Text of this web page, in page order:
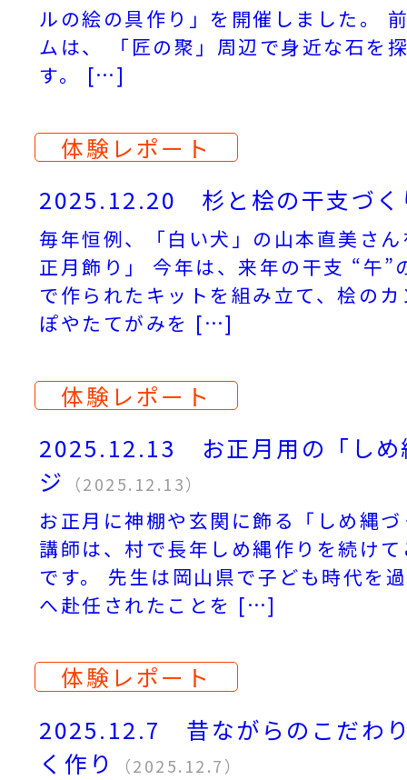
ルの絵の具作り」を開催しました。
ムは、 「匠の聚」周辺で身近な石を
す。 […]
体験レポート
2025.12.20 杉と桧の干支づ
毎年恒例、「白い犬」の山本直美さ
正月飾り」 今年は、来年の干支 “午”
で作られたキットを組み立て、桧の
ぽやたてがみを […]
体験レポート
2025.12.13 お正月用の「しめ
ジ
（2025.12.13）
お正月に神棚や玄関に飾る「しめ縄
講師は、村で長年しめ縄作りを続け
です。 先生は岡山県で子ども時代を
へ赴任されたことを […]
体験レポート
2025.12.7 昔ながらのこだわ
く作り
（2025.12.7）